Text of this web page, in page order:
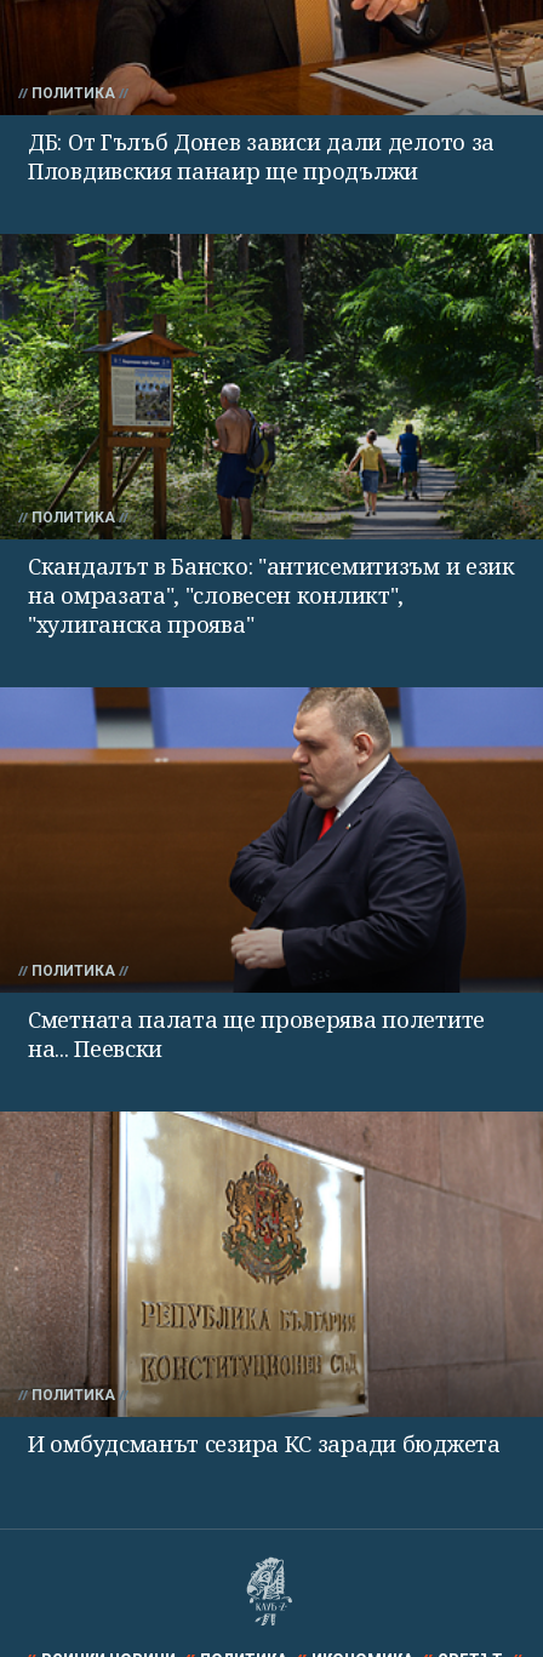
ПОЛИТИКА
ДБ: От Гълъб Донев зависи дали делото за
Пловдивския панаир ще продължи
ПОЛИТИКА
Скандалът в Банско: "антисемитизъм и език
на омразата", "словесен конликт",
"хулиганска проява"
ПОЛИТИКА
Сметната палата ще проверява полетите
на... Пеевски
ПОЛИТИКА
И омбудсманът сезира КС заради бюджета